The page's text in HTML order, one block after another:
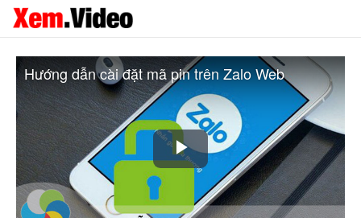
Play
Video
Hướng dẫn cài đặt mã pin trên Zalo Web